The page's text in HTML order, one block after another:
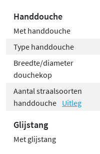
Handdouche
Met handdouche
Type handdouche
Breedte/diameter
douchekop
Aantal straalsoorten
handdouche Uitleg
Glijstang
Met glijstang